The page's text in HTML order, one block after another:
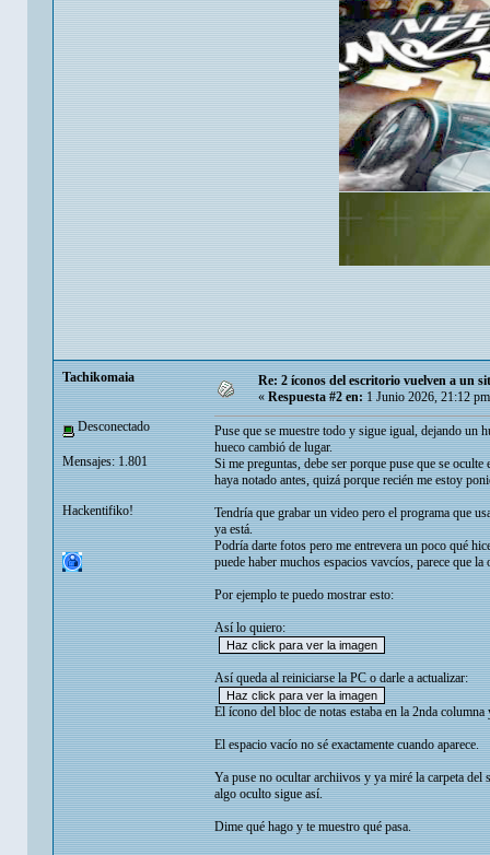
Tachikomaia
Desconectado
Mensajes: 1.801
Hackentifiko!
Re: 2 íconos del escritorio vuelven a un
«Respuesta #2 en:1 Junio 2026, 21:12
Puse que se muestre todo y sigue igual, dejando un
hueco cambió de lugar.
Si me preguntas, debe ser porque puse que se
haya notado antes, quizá porque recién me estoy
Tendría que grabar un video pero el programa que
ya está.
Podría darte fotos pero me entrevera un poco qué
puede haber muchos espacios vavcíos, parece que
Por ejemplo te puedo mostrar esto:
Así lo quiero:
Así queda al reiniciarse la PC o darle a actualizar:
El ícono del bloc de notas estaba en la 2nda columna
El espacio vacío no sé exactamente cuando aparece.
Ya puse no ocultar archiivos y ya miré la carpeta
algo oculto sigue así.
Dime qué hago y te muestro qué pasa.